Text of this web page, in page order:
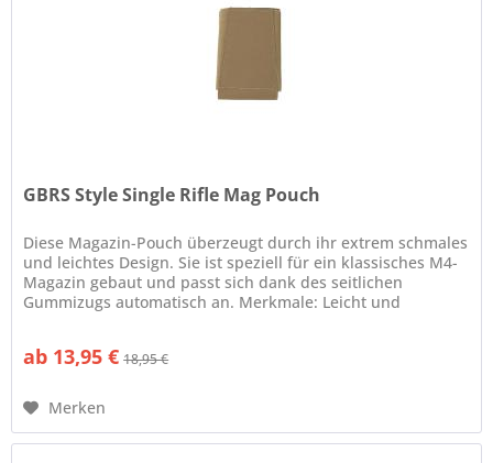
GBRS Style Single Rifle Mag Pouch
Diese Magazin-Pouch überzeugt durch ihr extrem schmales
und leichtes Design. Sie ist speziell für ein klassisches M4-
Magazin gebaut und passt sich dank des seitlichen
Gummizugs automatisch an. Merkmale: Leicht und
ab 13,95 € 18,95 €
Merken